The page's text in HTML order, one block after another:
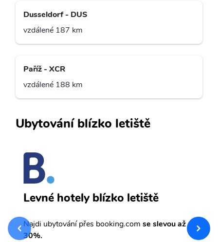
Dusseldorf - DUS
vzdálené 187 km
Paříž - XCR
vzdálené 188 km
Ubytování blízko letiště
Levné hotely blízko letiště
Najdi ubytování přes booking.com se slevou až
30%.